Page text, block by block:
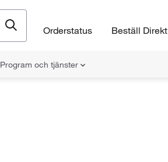
Orderstatus Beställ Direkt
Program och tjänster